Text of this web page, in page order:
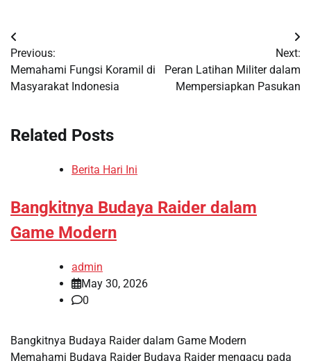
Post
navigation
Previous:
Memahami Fungsi Koramil di
Masyarakat Indonesia
Next:
Peran Latihan Militer dalam
Mempersiapkan Pasukan
Related Posts
Berita Hari Ini
Bangkitnya Budaya Raider dalam
Game Modern
admin
May 30, 2026
0
Bangkitnya Budaya Raider dalam Game Modern
Memahami Budaya Raider Budaya Raider mengacu pada